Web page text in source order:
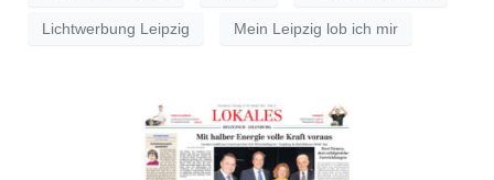
Lichtwerbung Leipzig Mein Leipzig lob ich mir